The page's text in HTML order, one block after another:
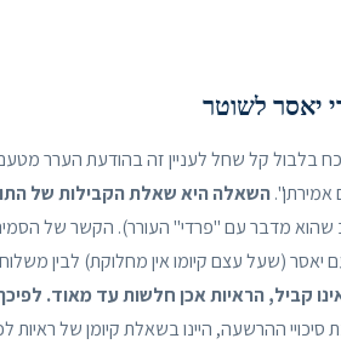
יאסר לשוטר
נוכח בלבול קל שחל לעניין זה בהודעת הערר
השאלה היא שאלת הקבילות של
מדבר עם "פרדי" העורר). הקשר של הסמים
(שעל עצם קיומו אין מחלוקת) לבין משלוח
קביל, הראיות אכן חלשות עד מאוד.
ההרשעה, היינו בשאלת קיומן של ראיות